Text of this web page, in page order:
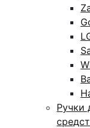
Ручки